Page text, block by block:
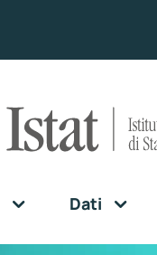
Dati